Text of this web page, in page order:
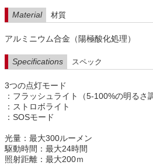
Material 材質
アルミニウム合金（陽極酸化処理）
Specifications スペック
3つの点灯モード
：フラッシュライト（5-100%の明るさ
：ストロボライト
：SOSモード
光量：最大300ルーメン
駆動時間：最大24時間
照射距離：最大200ｍ